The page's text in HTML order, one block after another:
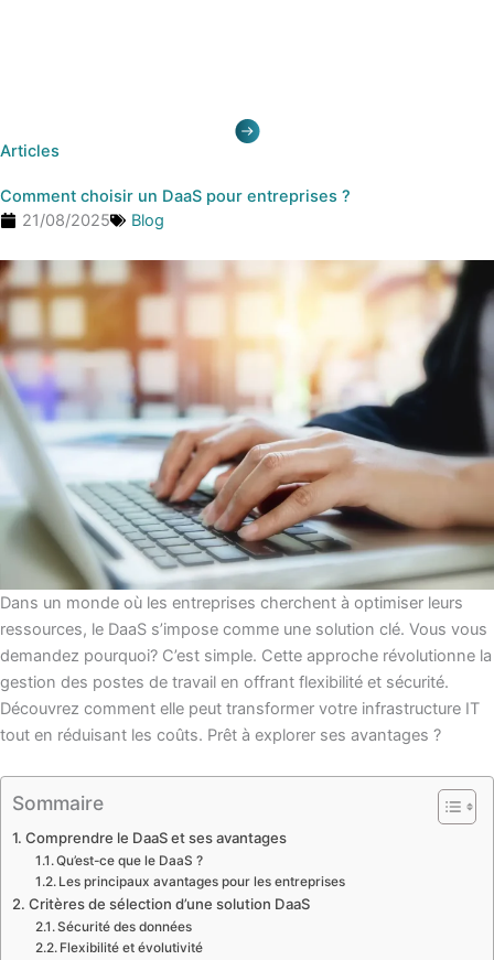
Articles
Comment choisir un DaaS pour entreprises ?
21/08/2025
Blog
Dans un monde où les entreprises cherchent à optimiser leurs
ressources, le DaaS s’impose comme une solution clé. Vous vous
demandez pourquoi? C’est simple. Cette approche révolutionne la
gestion des postes de travail en offrant flexibilité et sécurité.
Découvrez comment elle peut transformer votre infrastructure IT
tout en réduisant les coûts. Prêt à explorer ses avantages ?
Sommaire
Comprendre le DaaS et ses avantages
Qu’est-ce que le DaaS ?
Les principaux avantages pour les entreprises
Critères de sélection d’une solution DaaS
Sécurité des données
Flexibilité et évolutivité